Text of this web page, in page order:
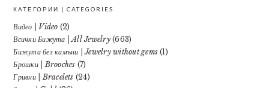
КАТЕГОРИИ | CATEGORIES
Видео | Video (2)
Всички Бижута | All Jewelry(663)
Бижута без камъни | Jewelry without gems (1)
Брошки | Brooches (7)
Гривни | Bracelets (24)